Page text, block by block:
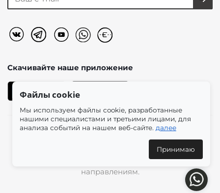
Скачивайте наше приложение
магазин женской одежды в эстетике plus size.
Доставка по всей России и международным
направлениям.
Файлы cookie
Мы используем файлы cookie, разработанные
нашими специалистами и третьими лицами, для
анализа событий на нашем веб-сайте. далее
Принимаю